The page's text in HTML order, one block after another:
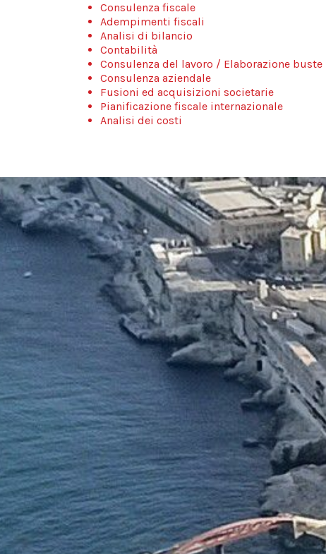
Consulenza fiscale
Adempimenti fiscali
Analisi di bilancio
Contabilità
Consulenza del lavoro / Elaborazione buste
Consulenza aziendale
Fusioni ed acquisizioni societarie
Pianificazione fiscale internazionale
Analisi dei costi